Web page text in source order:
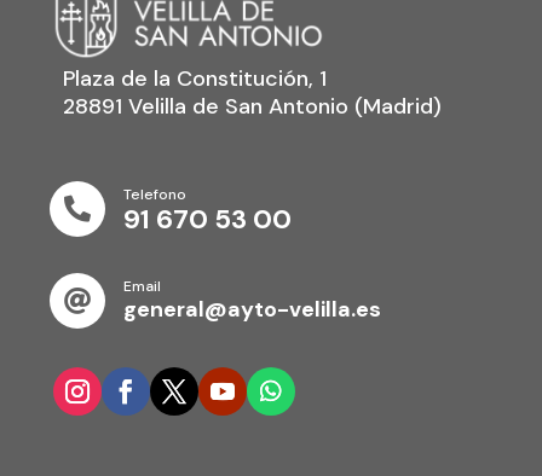
Plaza de la Constitución, 1
28891 Velilla de San Antonio (Madrid)

Telefono
91 670 53 00

Email
general@ayto-velilla.es